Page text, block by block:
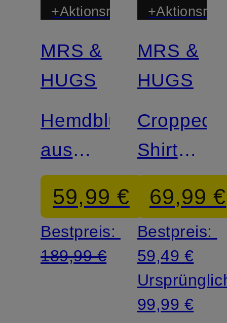
+Aktionsrabatt
MRS &
HUGS
Hemdbluse
aus
Leinen
59,99 €
Bestpreis:
189,99 €
MRS &
HUGS
Cropped-
Shirt
aus
Leinen
69,99 €
Bestpreis:
59,49 €
99,99 €